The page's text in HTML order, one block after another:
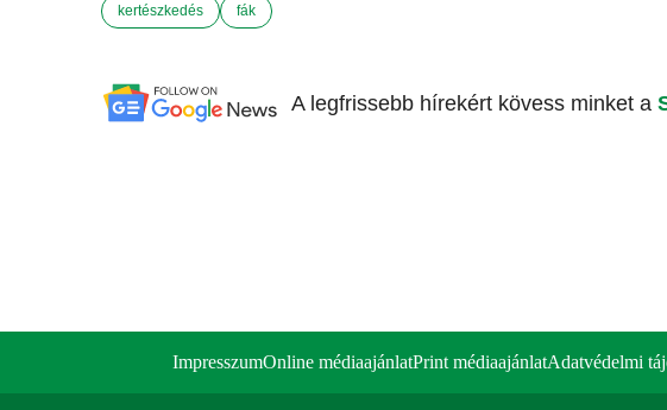
kertészkedés fák
A legfrissebb hírekért kövess minket a
ImpresszumOnline médiaajánlatPrint médiaajánlatAdatvédelmi